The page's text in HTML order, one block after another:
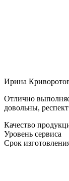
Ирина
Отлично
довольны,
Качество
Уровень сервиса
Срок